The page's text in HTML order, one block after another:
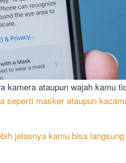
kamera ataupun wajah kamu
seperti masker ataupun
jelasnya kamu bisa